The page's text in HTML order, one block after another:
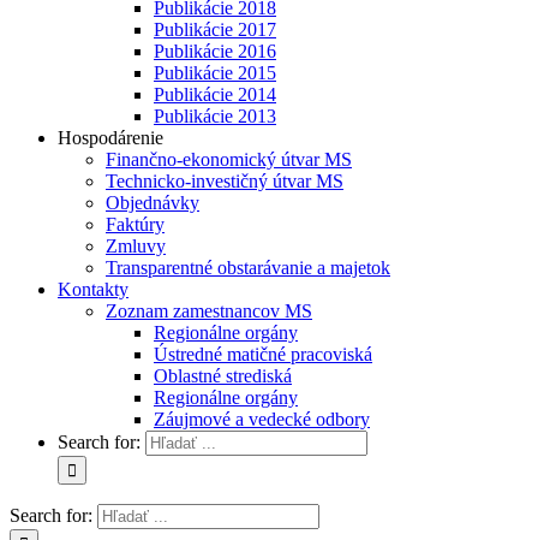
Publikácie 2018
Publikácie 2017
Publikácie 2016
Publikácie 2015
Publikácie 2014
Publikácie 2013
Hospodárenie
Finančno-ekonomický útvar MS
Technicko-investičný útvar MS
Objednávky
Faktúry
Zmluvy
Transparentné obstarávanie a majetok
Kontakty
Zoznam zamestnancov MS
Regionálne orgány
Ústredné matičné pracoviská
Oblastné strediská
Regionálne orgány
Záujmové a vedecké odbory
Search for:
Search for: